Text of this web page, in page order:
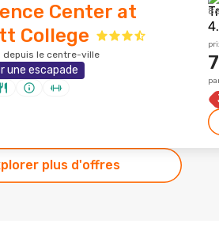
Center at
College
depuis le centre-ville
une escapade
plus d'offres